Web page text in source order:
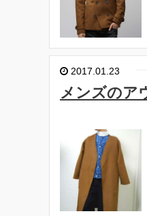
2017.01.23
メンズのア